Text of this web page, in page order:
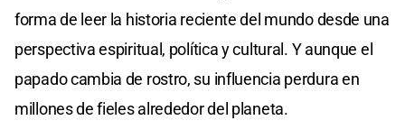
forma de leer la historia reciente del mundo desde una
perspectiva espiritual, política y cultural. Y aunque el
papado cambia de rostro, su influencia perdura en
millones de fieles alrededor del planeta.